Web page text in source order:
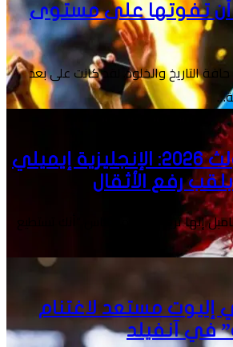
أن تفوتها على مستوى
التاريخ والخلود. لقد كانت على بعد
ألعاب الكومنولث 2026: الإنجليزية إيميلي
رفع الأثقال
إنها تريد أن تظهر للناس “أنك تستطيع
إليوت مستعد لاغتنام
في آنفيلد